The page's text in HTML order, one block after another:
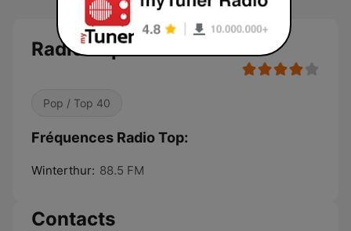
Radio Top
Pop / Top 40
Fréquences Radio Top:
Winterthur: 88.5 FM
Contacts